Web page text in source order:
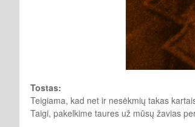
Tostas:
Teigiama, kad net ir nesėkmių takas
Taigi, pakelkime taures už mūsų žavias